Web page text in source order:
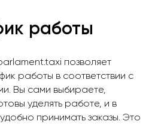
работы
позволяет
работы в соответствии с
Вы сами выбираете,
уделять работе, и в
принимать заказы. Это